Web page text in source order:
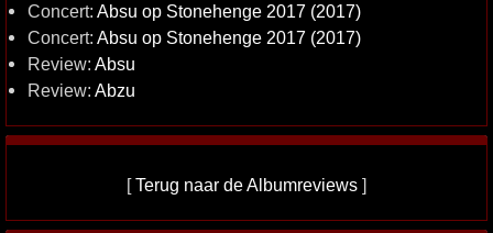
Concert: Absu op Stonehenge 2017 (2017)
Concert: Absu op Stonehenge 2017 (2017)
Review: Absu
Review: Abzu
[Terug naar de Albumreviews ]